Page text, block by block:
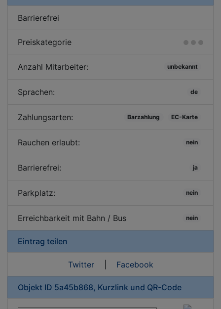
Barrierefrei
Preiskategorie
Anzahl Mitarbeiter: unbekannt
Sprachen: de
Zahlungsarten: Barzahlung EC-Karte
Rauchen erlaubt: nein
Barrierefrei: ja
Parkplatz: nein
Erreichbarkeit mit Bahn / Bus nein
Eintrag teilen
Twitter| Facebook
Objekt ID 5a45b868, Kurzlink und QR-Code